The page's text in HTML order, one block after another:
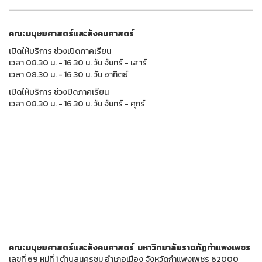
คณะมนุษยศาสตร์และสังคมศาสตร์
เปิดให้บริการ ช่วงเปิดภาคเรียน
เวลา 08.30 น. - 16.30 น. วัน จันทร์ - เสาร์
เวลา 08.30 น. - 16.30 น. วัน อาทิตย์
เปิดให้บริการ ช่วงปิดภาคเรียน
เวลา 08.30 น. - 16.30 น. วัน จันทร์ - ศุกร์
คณะมนุษยศาสตร์และสังคมศาสตร์ มหาวิทยาลัยราชภัฏกำแพงเพชร
เลขที่ 69 หมู่ที่ 1 ตำบลนครชุม อำเภอเมือง จังหวัดกำแพงเพชร 62000